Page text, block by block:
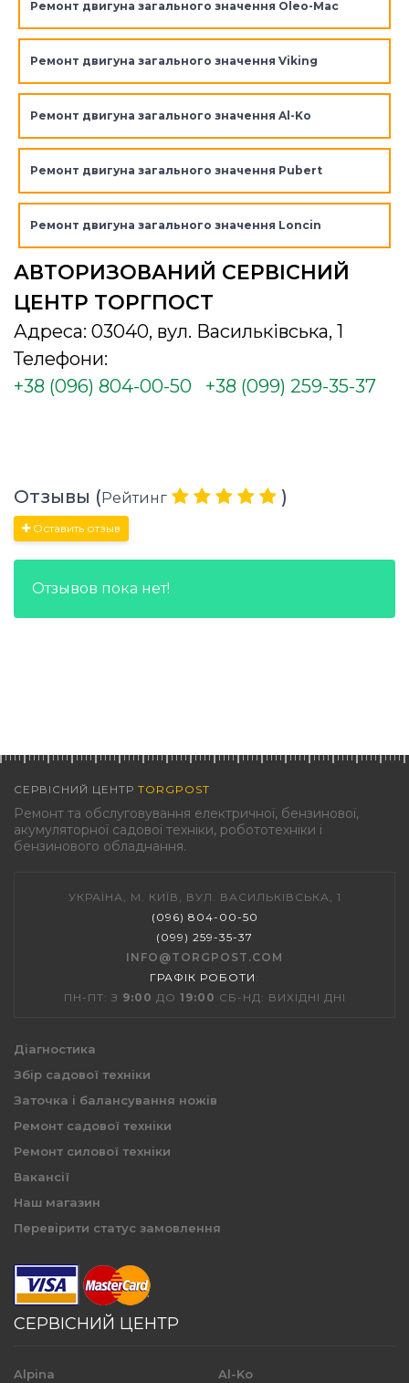
Ремонт двигуна загального значення Oleo-Mac
Ремонт двигуна загального значення Viking
Ремонт двигуна загального значення Al-Ko
Ремонт двигуна загального значення Pubert
Ремонт двигуна загального значення Loncin
АВТОРИЗОВАНИЙ СЕРВІСНИЙ
ЦЕНТР ТОРГПОСТ
Адреса: 03040, вул. Васильківська, 1
Телефони:
+38 (096) 804-00-50
+38 (099) 259-35-37
Отзывы (Рейтинг )
Оставить отзыв
Отзывов пока нет!
СЕРВІСНИЙ ЦЕНТР TORGPOST
Ремонт та обслуговування електричної, бензинової,
акумуляторної садової техніки, робототехніки і
бензинового обладнання.
УКРАЇНА, М. КИЇВ, ВУЛ. ВАСИЛЬКІВСЬКА, 1
(096) 804-00-50
(099) 259-35-37
INFO@TORGPOST.COM
ГРАФІК РОБОТИ :
ПН-ПТ: З 9:00 ДО 19:00 СБ-НД: ВИХІДНІ ДНІ
Діагностика
Збір садової техніки
Заточка і балансування ножів
Ремонт садової техніки
Ремонт силової техніки
Вакансії
Наш магазин
Перевірити статус замовлення
СЕРВІСНИЙ ЦЕНТР
Alpina
Al-Ko